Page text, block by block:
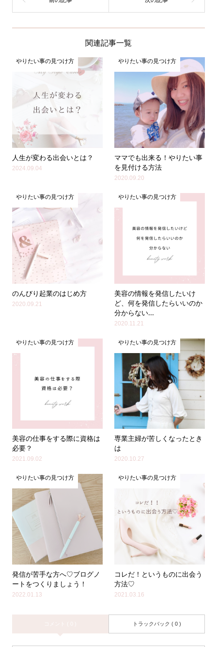
関連記事一覧
やりたい事の見つけ方
人生が変わる出会いとは？
2024.09.04
やりたい事の見つけ方
ママでも出来る！やりたい事
を見付ける方法
2020.09.20
やりたい事の見つけ方
のんびり起業のはじめ方
2020.09.21
やりたい事の見つけ方
美容の情報を発信したいけ
ど、何を発信したらいいのか
分からない...
2020.11.21
やりたい事の見つけ方
美容の仕事をする際に資格は
必要？
2021.09.02
やりたい事の見つけ方
専業主婦が苦しくなったとき
は
2020.10.27
やりたい事の見つけ方
発信が苦手な方へ♡ブログノ
ートをつくりましょう！
2022.01.13
やりたい事の見つけ方
コレだ！というものに出会う
方法♡
2021.03.16
トラックバック ( 0 )